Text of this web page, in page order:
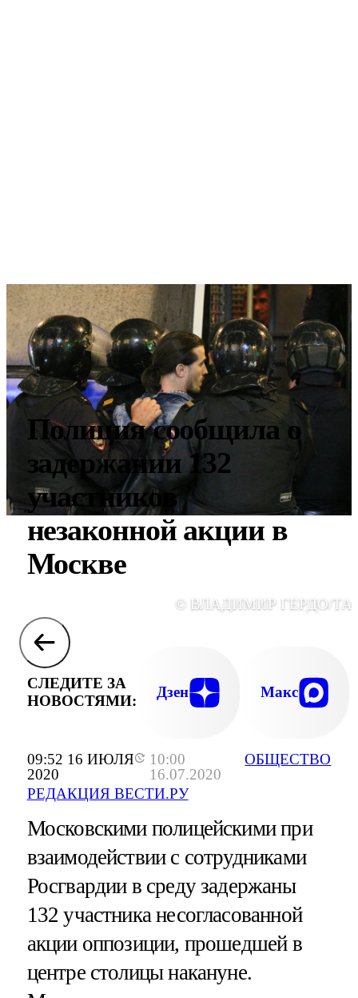
09:52 16 ИЮЛЯ
2020
10:00
16.07.2020
РЕДАКЦИЯ ВЕСТИ.РУ
ОБЩЕСТВО
Полиция сообщила о
задержании 132
участников
незаконной акции в
Москве
© ВЛАДИМИР ГЕРДО/
СЛЕДИТЕ ЗА
НОВОСТЯМИ:
Дзен Макс
Московскими полицейскими при
взаимодействии с сотрудниками
Росгвардии в среду задержаны
132 участника несогласованной
акции оппозиции, прошедшей в
центре столицы накануне.